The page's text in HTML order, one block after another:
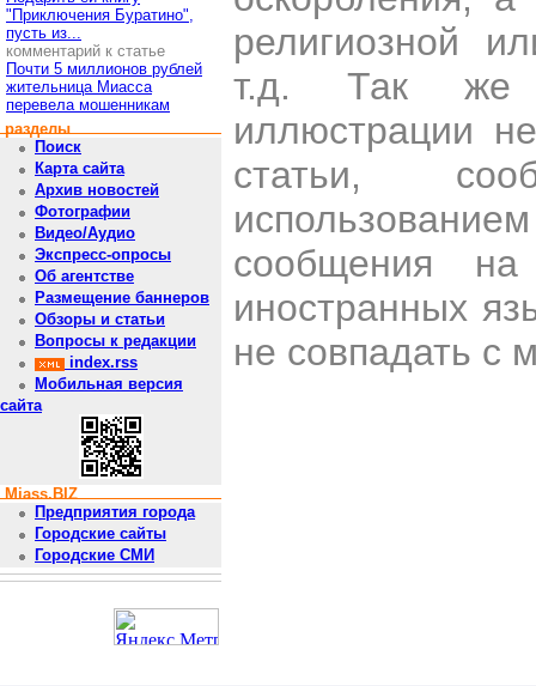
"Приключения Буратино",
пусть из...
комментарий к статье
Почти 5 миллионов рублей
жительница Миасса
перевела мошенникам
разделы
Поиск
Карта сайта
Архив новостей
Фотографии
Видео/Аудио
Экспресс-опросы
Об агентстве
Размещение баннеров
Обзоры и статьи
Вопросы к редакции
index.rss
Мобильная версия
сайта
Miass.BIZ
Предприятия города
Городские сайты
Городские СМИ
религиозной
т.д. Так же
иллюстрации
статьи,
сообщения
иностранных
не совпадать с